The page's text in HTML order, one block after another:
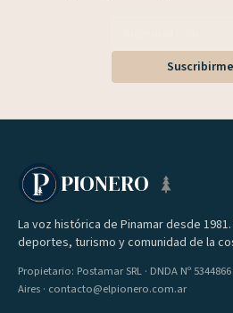
Suscribirme
PIONERO
La voz histórica de Pinamar desde
deportes, turismo y comunidad de la
Propietario: Postamar SRL · DNDA Nº
Aires · contacto@elpionero.com.ar